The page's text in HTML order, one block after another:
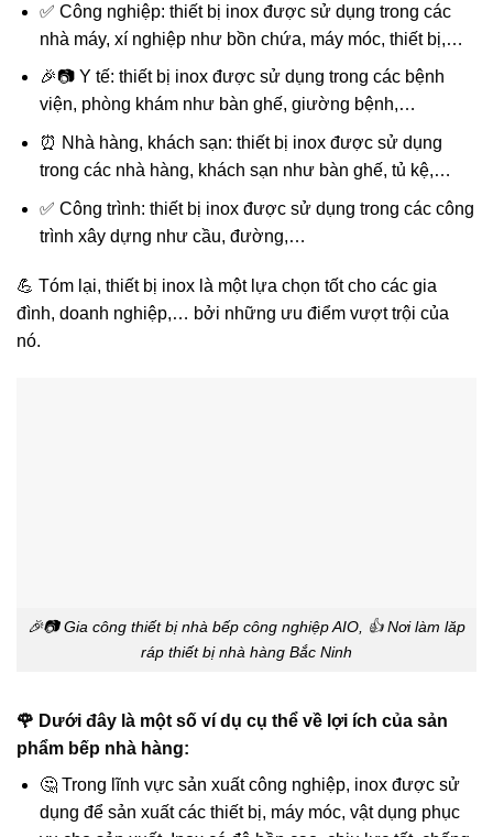
✅ Công nghiệp: thiết bị inox được sử dụng trong các
nhà máy, xí nghiệp như bồn chứa, máy móc, thiết bị,…
🎉📷 Y tế: thiết bị inox được sử dụng trong các bệnh
viện, phòng khám như bàn ghế, giường bệnh,…
⏰ Nhà hàng, khách sạn: thiết bị inox được sử dụng
trong các nhà hàng, khách sạn như bàn ghế, tủ kệ,…
✅ Công trình: thiết bị inox được sử dụng trong các công
trình xây dựng như cầu, đường,…
💪 Tóm lại, thiết bị inox là một lựa chọn tốt cho các gia
đình, doanh nghiệp,… bởi những ưu điểm vượt trội của
nó.
🎉📷 Gia công thiết bị nhà bếp công nghiệp AIO, 👍 Nơi làm lăp
ráp thiết bị nhà hàng Bắc Ninh
🌹 Dưới đây là một số ví dụ cụ thể về lợi ích của sản
phẩm bếp nhà hàng:
🤔 Trong lĩnh vực sản xuất công nghiệp, inox được sử
dụng để sản xuất các thiết bị, máy móc, vật dụng phục